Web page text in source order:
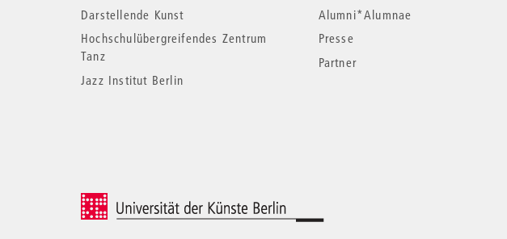
Darstellende Kunst
Hochschulübergreifendes Zentrum
Tanz
Jazz Institut Berlin
Alumni*Alumnae
Presse
Partner
© 2026 Universität der Künste Berlin